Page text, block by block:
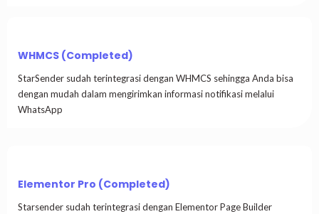
WHMCS (Completed)
StarSender sudah terintegrasi dengan WHMCS sehingga Anda bisa
dengan mudah dalam mengirimkan informasi notifikasi melalui
WhatsApp
Elementor Pro (Completed)
Starsender sudah terintegrasi dengan Elementor Page Builder